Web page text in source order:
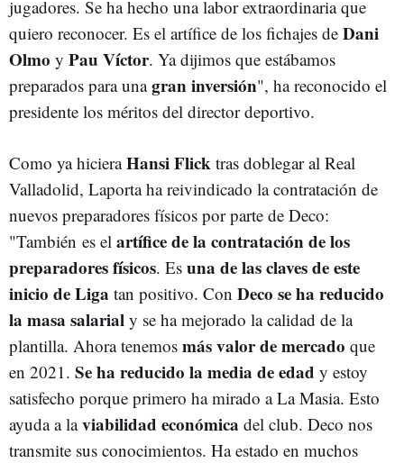
jugadores. Se ha hecho una labor extraordinaria que
quiero reconocer. Es el artífice de los fichajes de Dani
Olmo y Pau Víctor. Ya dijimos que estábamos
preparados para unagran inversión", ha reconocido el
presidente los méritos del director deportivo.
Como ya hicieraHansi Flick tras doblegar al Real
Valladolid, Laporta ha reivindicado la contratación de
nuevos preparadores físicos por parte de Deco:
"También es el artífice de la contratación de los
preparadores físicos. Es una de las claves de este
inicio de Liga tan positivo. Con Deco se ha reducido
la masa salarial y se ha mejorado la calidad de la
plantilla. Ahora tenemos más valor de mercado que
en 2021. Se ha reducido la media de edad y estoy
satisfecho porque primero ha mirado a La Masia. Esto
ayuda a laviabilidad económica del club. Deco nos
transmite sus conocimientos. Ha estado en muchos